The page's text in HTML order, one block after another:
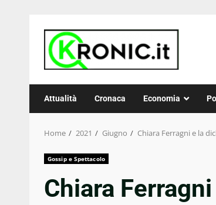
content
Attualità Cronaca Economia
Home 2021 Giugno Chiara Ferragni e la
Gossip e Spettacolo
Chiara